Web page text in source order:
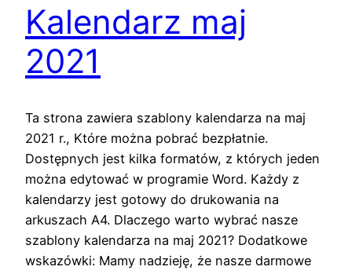
Kalendarz maj
2021
Ta strona zawiera szablony kalendarza na maj
2021 r., Które można pobrać bezpłatnie.
Dostępnych jest kilka formatów, z których jeden
można edytować w programie Word. Każdy z
kalendarzy jest gotowy do drukowania na
arkuszach A4. Dlaczego warto wybrać nasze
szablony kalendarza na maj 2021? Dodatkowe
wskazówki: Mamy nadzieję, że nasze darmowe